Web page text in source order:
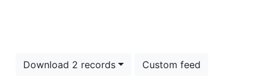
Download 2 records Custom feed